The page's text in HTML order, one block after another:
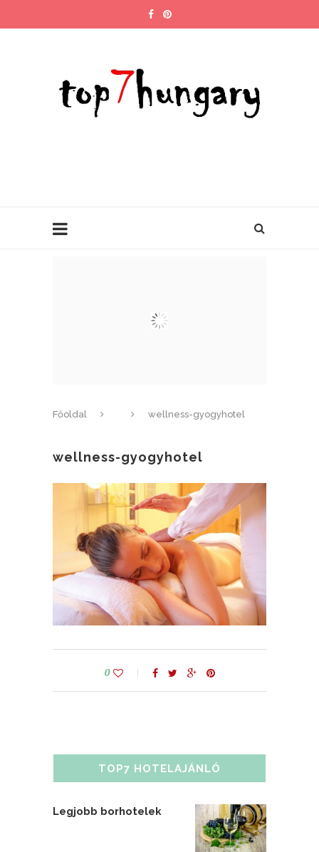
Főoldal wellness-gyogyhotel
wellness-gyogyhotel
0
TOP7 HOTELAJÁNLÓ
Legjobb borhotelek